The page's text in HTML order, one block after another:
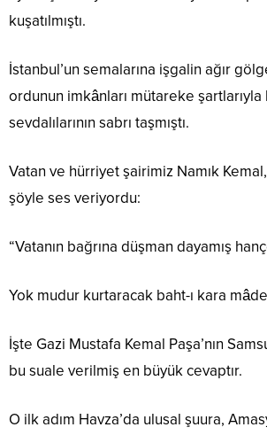
kuşatılmıştı.
İstanbul’un semalarına işgalin ağır
ordunun imkânları mütareke şartlarıyla
sevdalılarının sabrı taşmıştı.
Vatan ve hürriyet şairimiz Namık Kemal,
şöyle ses veriyordu:
“Vatanın bağrına düşman dayamış
Yok mudur kurtaracak baht-ı kara
İşte Gazi Mustafa Kemal Paşa’nın
bu suale verilmiş en büyük cevaptır.
O ilk adım Havza’da ulusal şuura,